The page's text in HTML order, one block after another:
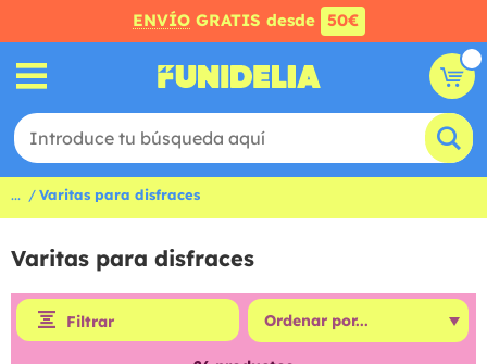
ENVÍO GRATIS desde 50€
... Varitas para disfraces
Varitas para disfraces
Filtrar